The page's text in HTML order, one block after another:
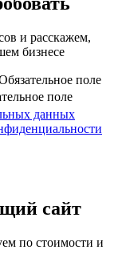
и расскажем,
бизнесе
поле
поле
данных
сайт
по стоимости и